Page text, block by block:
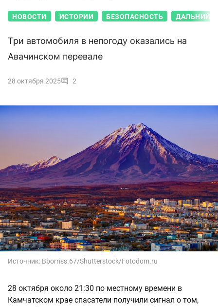
НОВОСТИ ИСТОРИИ БЕЗОПАСНОСТЬ ДАЛЬНИЙ
Три автомобиля в непогоду оказались на
Авачинском перевале
28 октября 2025 2
Источник: Bborriss.67/Shutterstock/Fotodom.ru
28 октября около 21:30 по местному времени в
Камчатском крае спасатели получили сигнал о том,